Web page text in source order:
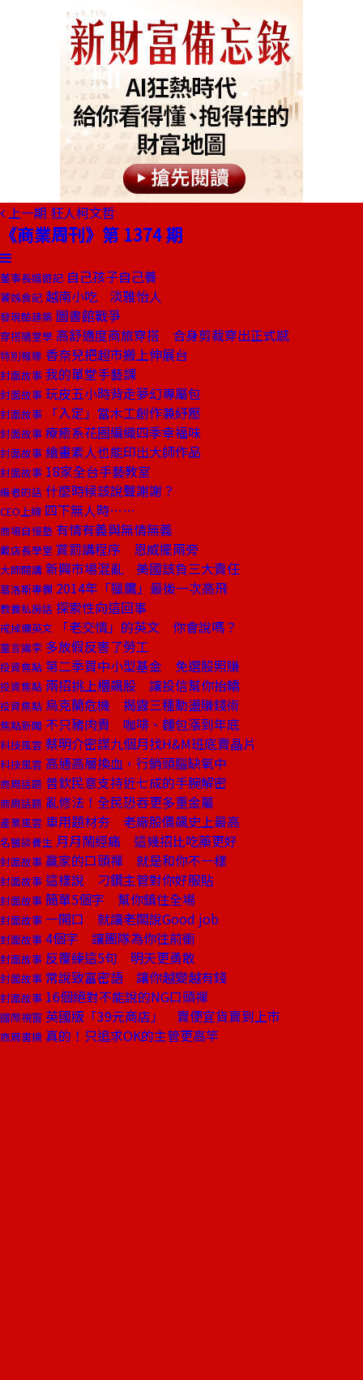
上一期 狂人柯文哲
《商業周刊》第 1374 期
董事長嬉遊記 自己孩子自己養
饕姊食記 越南小吃 淡雅怡人
發現酷建築 圖書館戰爭
穿搭隨堂學 高舒適度商旅穿搭 合身剪裁穿出正式感
特別報導 香奈兒把超市搬上伸展台
封面故事 我的單堂手藝課
封面故事 玩皮五小時背走夢幻專屬包
封面故事 「入定」當木工創作兼紓壓
封面故事 療癒系花圈編織四季幸福味
封面故事 繪畫素人也能印出大師作品
封面故事 18家全台手藝教室
編者的話 什麼時候該說聲謝謝？
CEO上線 四下無人時……
商場自慢塾 有情有義與無情無義
戴店長學堂 賞罰講程序 恩威擺兩旁
大師開講 新興市場混亂 美國該負三大責任
葛洛斯專欄 2014年「獵鷹」最後一次高飛
教養私房話 探索性向這回事
戒掉爛英文 「老交情」的英文 你會說嗎？
童言識李 多放假反害了勞工
投資焦點 第二季買中小型基金 免選股照賺
投資焦點 兩招挑上櫃飆股 讓投信幫你抬轎
投資焦點 烏克蘭危機 揭露三種動盪賺錢術
焦點新聞 不只豬肉貴 咖啡、麵包漲到年底
科技風雲 蔡明介密謀九個月找H&M班底賣晶片
科技風雲 高通高層換血，行銷頭腦缺氧中
商周話題 普欽民意支持近七成的手腕解密
商周話題 亂修法！全民恐吞更多重金屬
產業風雲 車用題材夯 老廠股價飆史上最高
名醫談養生 月月鬧經痛 這幾招比吃藥更好
封面故事 贏家的口頭禪 就是和你不一樣
封面故事 這樣說 刁鑽主管對你好服貼
封面故事 簡單5個字 幫你鎮住全場
封面故事 一開口 就讓老闆說Good job
封面故事 4個字 讓團隊為你往前衝
封面故事 反覆練這5句 明天更勇敢
封面故事 常說致富密語 讓你越變越有錢
封面故事 16個絕對不能說的NG口頭禪
國際視窗 英國版「39元商店」 賣便宜貨賣到上市
商周書摘 真的！只追求OK的主管更高竿